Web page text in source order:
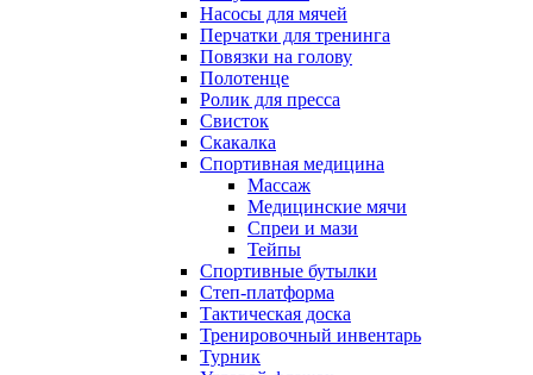
Насосы для мячей
Перчатки для тренинга
Повязки на голову
Полотенце
Ролик для пресса
Свисток
Скакалка
Спортивная медицина
Массаж
Медицинские мячи
Спреи и мази
Тейпы
Спортивные бутылки
Степ-платформа
Тактическая доска
Тренировочный инвентарь
Турник